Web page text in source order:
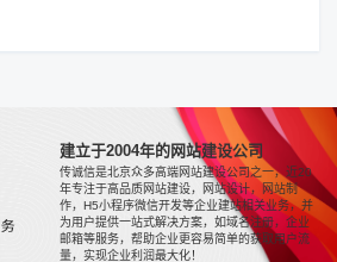
建立于2004年的网站建设公司
传诚信是北京众多高端网站建设公司之一，近20
年专注于高品质网站建设，网站设计，网站制
作，H5小程序微信开发等企业建站相关业务，并
为用户提供一站式解决方案，如域名注册，企业
邮箱等服务，帮助企业更容易简单的获取用户流
量，实现企业利润最大化！